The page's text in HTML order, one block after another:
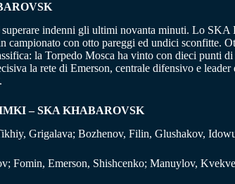
superare indenni gli ultimi novanta minuti. Lo
campionato con otto pareggi ed undici sconfitte.
la Torpedo Mosca ha vinto con dieci punti
la rete di Emerson, centrale difensivo e
– SKA KHABAROVSK
Grigalava; Bozhenov, Filin, Glushakov,
Fomin, Emerson, Shishcenko; Manuylov,